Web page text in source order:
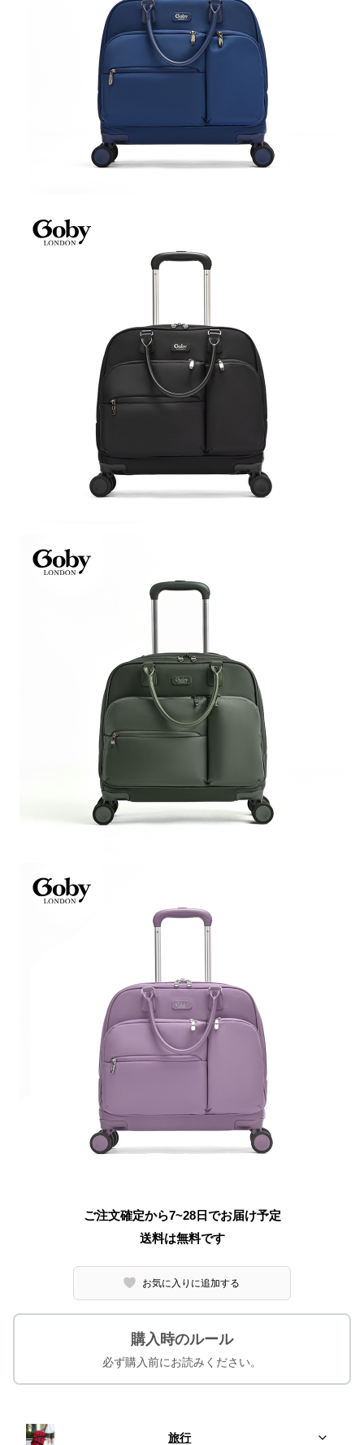
ご注文確定から7~28日でお届け予定
送料は無料です
お気に入りに追加する
購入時のルール
必ず購入前にお読みください。
旅行